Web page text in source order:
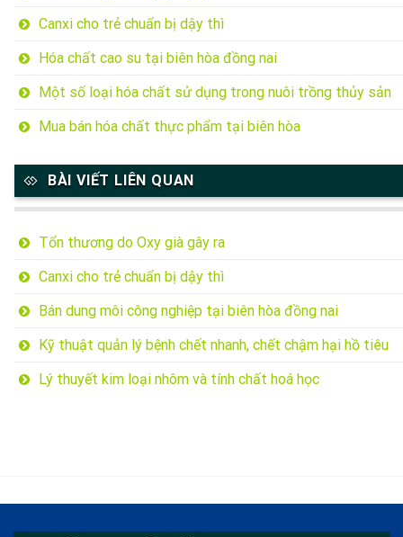
Canxi cho trẻ chuẩn bị dậy thì
Hóa chất cao su tại biên hòa đồng nai
Một số loại hóa chất sử dụng trong nuôi trồng thủy sản
Mua bán hóa chất thực phẩm tại biên hòa
BÀI VIẾT LIÊN QUAN
Tổn thương do Oxy già gây ra
Canxi cho trẻ chuẩn bị dậy thì
Bán dung môi công nghiệp tại biên hòa đồng nai
Kỹ thuật quản lý bệnh chết nhanh, chết chậm hại hồ tiêu
Lý thuyết kim loại nhôm và tính chất hoá học